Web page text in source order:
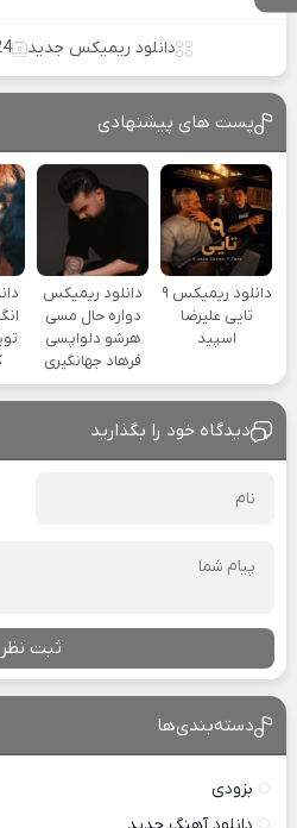
دانلود ریمیکس جدید 24
پست های پیشنهادی
دانلود ریمیکس ۹
تایی علیرضا
اسپید
دانلود ریمیکس
دواره حال مسی
هرشو دلواپسی
فرهاد جهانگیری
دیدگاه خود را بگذارید
ثبت نظر
دسته‌بندی‌ها
بزودی